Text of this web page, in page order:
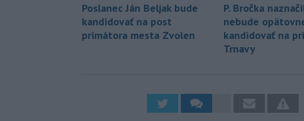
Poslanec Ján Beljak bude
kandidovať na post
primátora mesta Zvolen
P. Bročka
nebude
kandidovať na
Trnavy